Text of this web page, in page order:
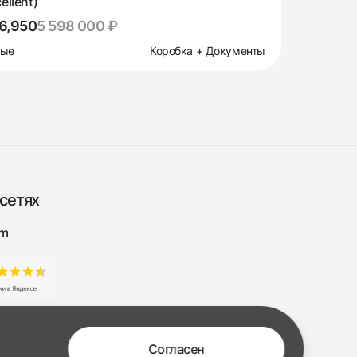
5 598 000 ₽
Коробка + Документы
Согласен